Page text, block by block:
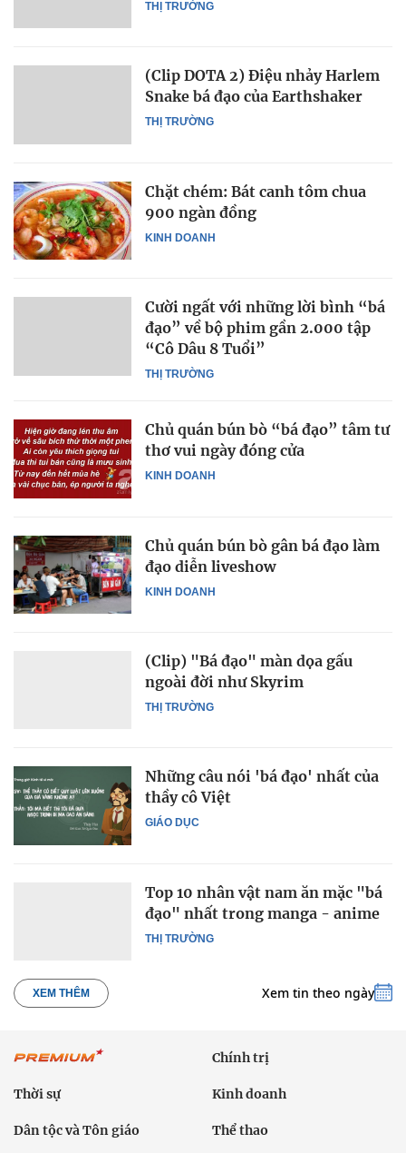
THỊ TRƯỜNG
THỊ TRƯỜNG
(Clip DOTA 2) Điệu nhảy Harlem
Snake bá đạo của Earthshaker
KINH DOANH
Chặt chém: Bát canh tôm chua
900 ngàn đồng
THỊ TRƯỜNG
Cười ngất với những lời bình “bá
đạo” về bộ phim gần 2.000 tập
“Cô Dâu 8 Tuổi”
KINH DOANH
Chủ quán bún bò “bá đạo” tâm tư
thơ vui ngày đóng cửa
KINH DOANH
Chủ quán bún bò gân bá đạo làm
đạo diễn liveshow
THỊ TRƯỜNG
(Clip) "Bá đạo" màn dọa gấu
ngoài đời như Skyrim
GIÁO DỤC
Những câu nói 'bá đạo' nhất của
thầy cô Việt
THỊ TRƯỜNG
Top 10 nhân vật nam ăn mặc "bá
đạo" nhất trong manga - anime
XEM THÊM Xem tin theo ngày
Chính trị
Thời sự Kinh doanh
Dân tộc và Tôn giáo Thể thao